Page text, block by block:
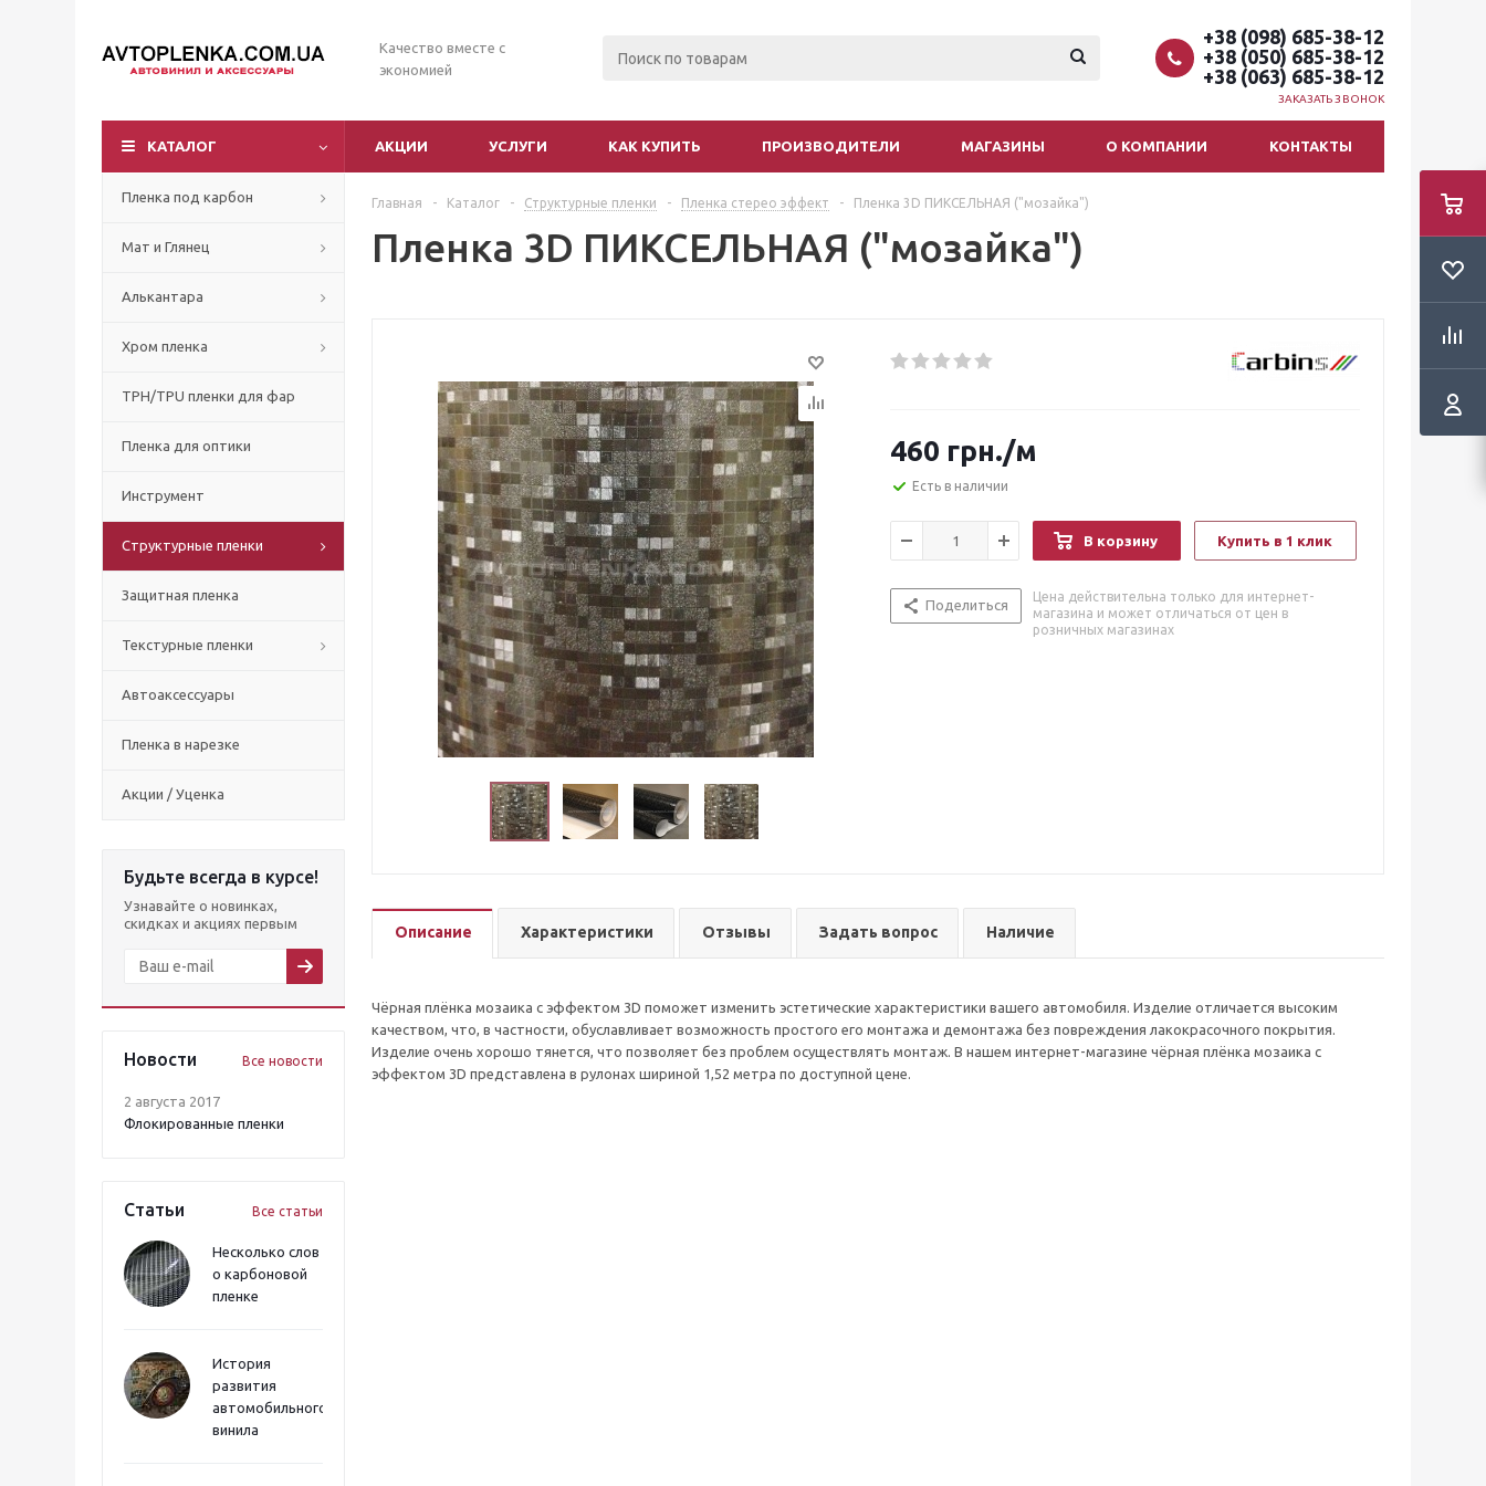
Качество вместе с
экономией
+38 (098) 685-38-12
+38 (050) 685-38-12
+38 (063) 685-38-12
ЗАКАЗАТЬ ЗВОНОК
КАТАЛОГ АКЦИИ УСЛУГИ КАК КУПИТЬ ПРОИЗВОДИТЕЛИ МАГАЗИНЫ О КОМПАНИИ КОНТАКТЫ
Пленка под карбон
Мат и Глянец
Алькантара
Хром пленка
TPH/TPU пленки для фар
Пленка для оптики
Инструмент
Структурные пленки
Защитная пленка
Текстурные пленки
Автоаксессуары
Пленка в нарезке
Акции / Уценка
Будьте всегда в курсе!
Узнавайте о новинках,
скидках и акциях первым
Новости Все новости
2 августа 2017
Флокированные пленки
Статьи Все статьи
Несколько слов
о карбоновой
пленке
История
развития
автомобильного
винила
Главная - Каталог - Структурные пленки - Пленка стерео эффект - Пленка 3D ПИКСЕЛЬНАЯ ("мозайка")
Пленка 3D ПИКСЕЛЬНАЯ ("мозайка")
460 грн./м
Есть в наличии
В корзину Купить в 1 клик
Поделиться
Цена действительна только для интернет-
магазина и может отличаться от цен в
розничных магазинах
Описание Характеристики Отзывы Задать вопрос Наличие
Чёрная плёнка мозаика с эффектом 3D поможет изменить эстетические характеристики вашего автомобиля. Изделие отличается высоким
качеством, что, в частности, обуславливает возможность простого его монтажа и демонтажа без повреждения лакокрасочного покрытия.
Изделие очень хорошо тянется, что позволяет без проблем осуществлять монтаж. В нашем интернет-магазине чёрная плёнка мозаика с
эффектом 3D представлена в рулонах шириной 1,52 метра по доступной цене.